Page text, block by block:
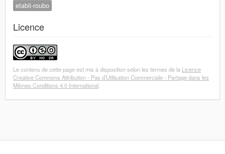
etabli-roubo
Licence
Le contenu de cette page est mis à disposition selon les termes de la Licence
Creative Commons Attribution - Pas d’Utilisation Commerciale - Partage dans les
Mêmes Conditions 4.0 International